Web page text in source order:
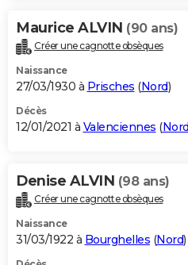
Maurice ALVIN (90 ans)
Créer une cagnotte obsèques
Naissance
27/03/1930 à Prisches (Nord)
Décès
12/01/2021 à Valenciennes (Nord
Denise ALVIN (98 ans)
Créer une cagnotte obsèques
Naissance
31/03/1922 à Bourghelles (Nord)